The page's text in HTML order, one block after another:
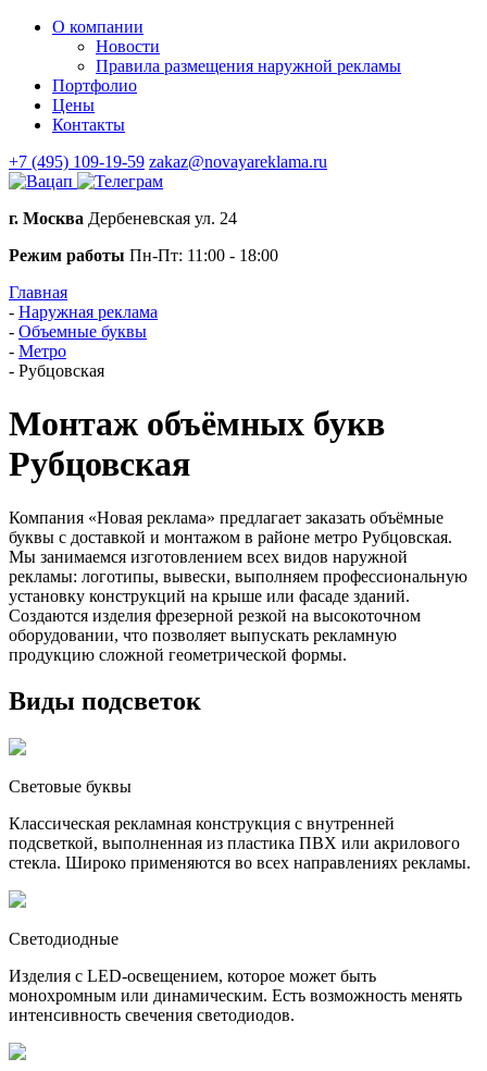
О компании
Новости
Правила размещения наружной рекламы
Портфолио
Цены
Контакты
+7 (495) 109-19-59 zakaz@novayareklama.ru
г. Москва Дербеневская ул. 24
Режим работы Пн-Пт: 11:00 - 18:00
Главная
- Наружная реклама
- Объемные буквы
- Метро
- Рубцовская
Монтаж объёмных букв
Рубцовская
Компания «Новая реклама» предлагает заказать объёмные
буквы с доставкой и монтажом в районе метро Рубцовская.
Мы занимаемся изготовлением всех видов наружной
рекламы: логотипы, вывески, выполняем профессиональную
установку конструкций на крыше или фасаде зданий.
Создаются изделия фрезерной резкой на высокоточном
оборудовании, что позволяет выпускать рекламную
продукцию сложной геометрической формы.
Виды подсветок
Световые буквы
Классическая рекламная конструкция с внутренней
подсветкой, выполненная из пластика ПВХ или акрилового
стекла. Широко применяются во всех направлениях рекламы.
Светодиодные
Изделия с LED-освещением, которое может быть
монохромным или динамическим. Есть возможность менять
интенсивность свечения светодиодов.